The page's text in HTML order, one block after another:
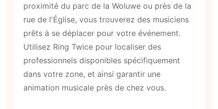
proximité du parc de la Woluwe ou près de la
rue de l'Église, vous trouverez des musiciens
prêts à se déplacer pour votre événement.
Utilisez Ring Twice pour localiser des
professionnels disponibles spécifiquement
dans votre zone, et ainsi garantir une
animation musicale près de chez vous.